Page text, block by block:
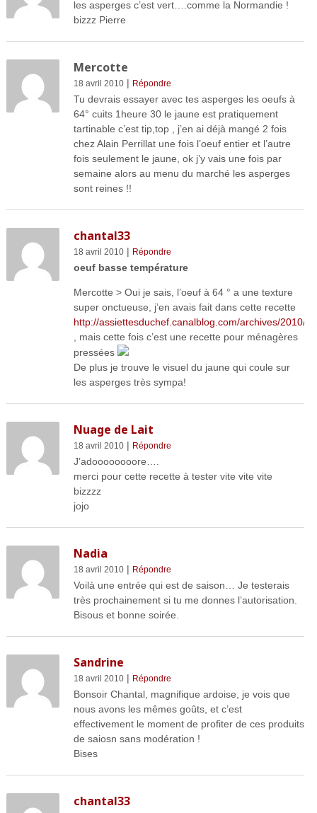
les asperges c’est vert….comme la Normandie !
bizzz Pierre
Mercotte
18 avril 2010| Répondre
Tu devrais essayer avec tes asperges les oeufs à
64° cuits 1heure 30 le jaune est pratiquement
tartinable c’est tip,top , j’en ai déjà mangé 2 fois
chez Alain Perrillat une fois l’oeuf entier et l’autre
fois seulement le jaune, ok j’y vais une fois par
semaine alors au menu du marché les asperges
sont reines !!
chantal33
18 avril 2010| Répondre
oeuf basse température
Mercotte > Oui je sais, l’oeuf à 64 ° a une texture
super onctueuse, j’en avais fait dans cette recette
http://assiettesduchef.canalblog.com/archives/2010/
, mais cette fois c’est une recette pour ménagères
pressées
De plus je trouve le visuel du jaune qui coule sur
les asperges très sympa!
Nuage de Lait
18 avril 2010| Répondre
J’adoooooooore….
merci pour cette recette à tester vite vite vite
bizzzz
jojo
Nadia
18 avril 2010| Répondre
Voilà une entrée qui est de saison… Je testerais
très prochainement si tu me donnes l’autorisation.
Bisous et bonne soirée.
Sandrine
18 avril 2010| Répondre
Bonsoir Chantal, magnifique ardoise, je vois que
nous avons les mêmes goûts, et c’est
effectivement le moment de profiter de ces produits
de saiosn sans modération !
Bises
chantal33